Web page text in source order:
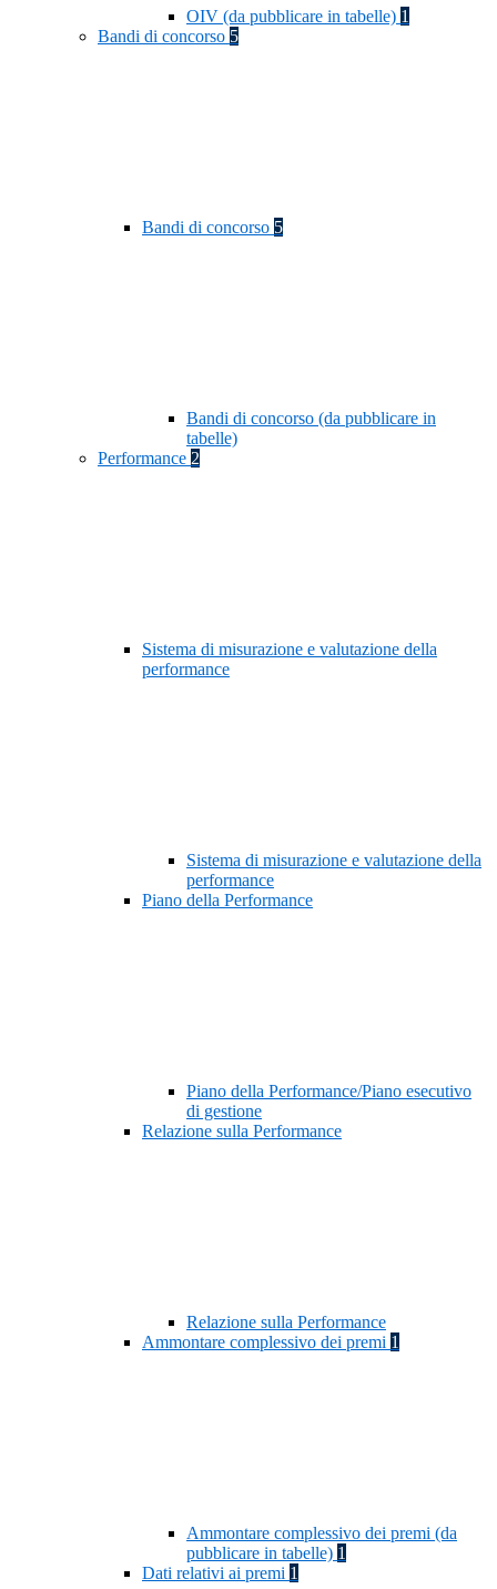
OIV (da pubblicare in tabelle) 1
Bandi di concorso 5
Bandi di concorso 5
Bandi di concorso (da pubblicare in
tabelle)
Performance 2
Sistema di misurazione e valutazione della
performance
Sistema di misurazione e valutazione della
performance
Piano della Performance
Piano della Performance/Piano esecutivo
di gestione
Relazione sulla Performance
Relazione sulla Performance
Ammontare complessivo dei premi 1
Ammontare complessivo dei premi (da
pubblicare in tabelle) 1
Dati relativi ai premi 1